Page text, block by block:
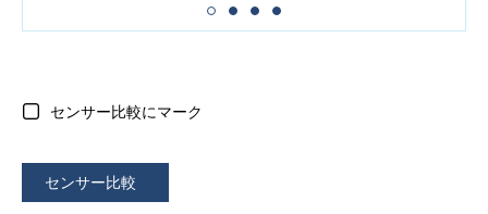
センサー比較にマーク
センサー比較